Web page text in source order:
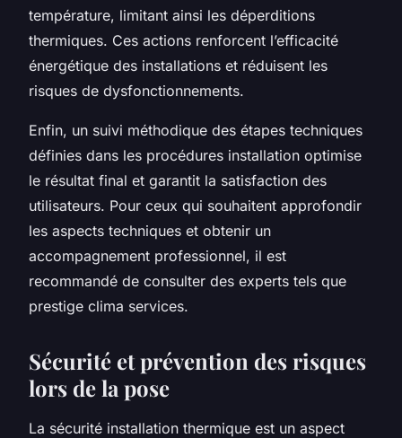
température, limitant ainsi les déperditions
thermiques. Ces actions renforcent l’efficacité
énergétique des installations et réduisent les
risques de dysfonctionnements.
Enfin, un suivi méthodique des étapes techniques
définies dans les procédures installation optimise
le résultat final et garantit la satisfaction des
utilisateurs. Pour ceux qui souhaitent approfondir
les aspects techniques et obtenir un
accompagnement professionnel, il est
recommandé de consulter des experts tels que
prestige clima services.
Sécurité et prévention des risques
lors de la pose
La sécurité installation thermique est un aspect